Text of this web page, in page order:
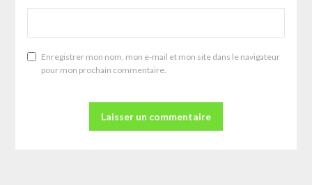
Enregistrer mon nom, mon e-mail et mon site dans le navigateur
pour mon prochain commentaire.